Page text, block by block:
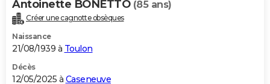
Carte de Noël
Carte Bonne année
Carte Saint-Valentin
Carte Pâques
Carte d'anniversaire
DICTIONNAIRE
Dictionnaire
Biographies
Citations
Expressions
Proverbes
PROGRAMME TV
S'inscrire
Se connecter
Lycées
Collèges
Primaires
Universités
Entreprises
Service militaire
Avis de recherche
AVIS DE DÉCÈS
Antoinette BONETTO (85 ans)
Créer une cagnotte obsèques
Naissance
21/08/1939 à Toulon
Décès
12/05/2025 à Caseneuve